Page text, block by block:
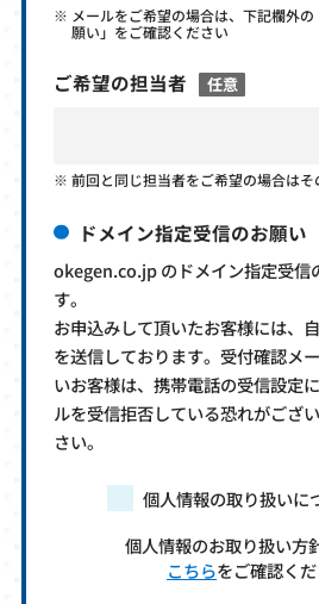
メールをご希望の場合は、下記欄外
願い」をご確認ください
ご希望の担当者 任意
前回と同じ担当者をご希望の場合は
ドメイン指定受信のお願い
okegen.co.jp のドメイン指定受信
す。
お申込みして頂いたお客様には、
を送信しております。受付確認メ
いお客様は、携帯電話の受信設定
ルを受信拒否している恐れがござ
さい。
個人情報の取り扱いに
個人情報のお取り扱い方
こちらをご確認くだ